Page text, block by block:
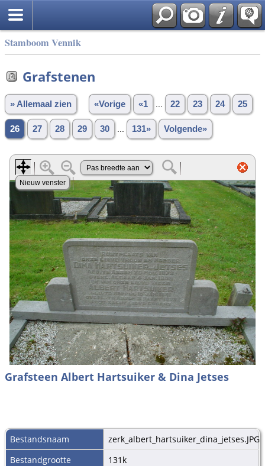
Stamboom Vennik
Grafstenen
» Allemaal zien «Vorige «1 22 23 24 25
26 27 28 29 30 131» Volgende»
Grafsteen Albert Hartsuiker & Dina Jetses
Bestandsnaam
zerk_albert_hartsuiker_dina_jetses.JPG
Bestandgrootte
131k